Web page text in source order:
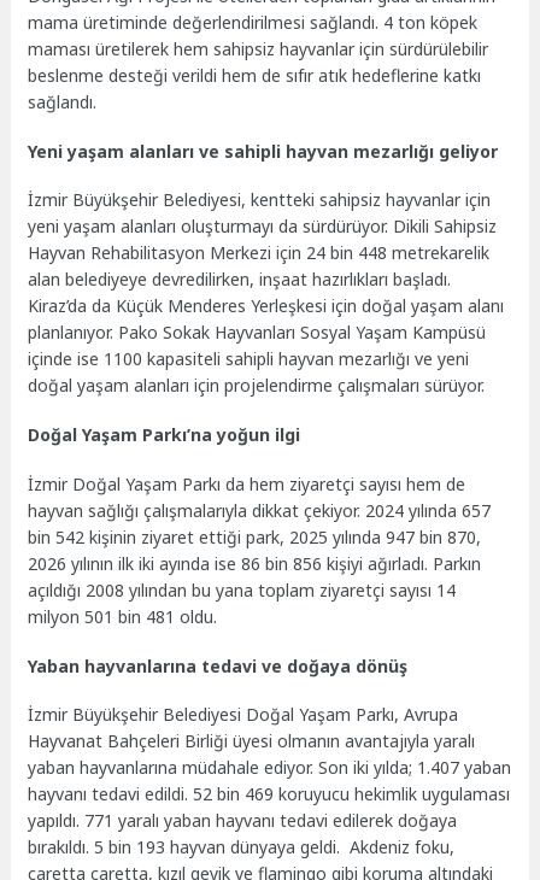
mama üretiminde değerlendirilmesi sağlandı. 4 ton köpek
maması üretilerek hem sahipsiz hayvanlar için sürdürülebilir
beslenme desteği verildi hem de sıfır atık hedeflerine katkı
sağlandı.
Yeni yaşam alanları ve sahipli hayvan mezarlığı geliyor
İzmir Büyükşehir Belediyesi, kentteki sahipsiz hayvanlar için
yeni yaşam alanları oluşturmayı da sürdürüyor. Dikili Sahipsiz
Hayvan Rehabilitasyon Merkezi için 24 bin 448 metrekarelik
alan belediyeye devredilirken, inşaat hazırlıkları başladı.
Kiraz’da da Küçük Menderes Yerleşkesi için doğal yaşam alanı
planlanıyor. Pako Sokak Hayvanları Sosyal Yaşam Kampüsü
içinde ise 1100 kapasiteli sahipli hayvan mezarlığı ve yeni
doğal yaşam alanları için projelendirme çalışmaları sürüyor.
Doğal Yaşam Parkı’na yoğun ilgi
İzmir Doğal Yaşam Parkı da hem ziyaretçi sayısı hem de
hayvan sağlığı çalışmalarıyla dikkat çekiyor. 2024 yılında 657
bin 542 kişinin ziyaret ettiği park, 2025 yılında 947 bin 870,
2026 yılının ilk iki ayında ise 86 bin 856 kişiyi ağırladı. Parkın
açıldığı 2008 yılından bu yana toplam ziyaretçi sayısı 14
milyon 501 bin 481 oldu.
Yaban hayvanlarına tedavi ve doğaya dönüş
İzmir Büyükşehir Belediyesi Doğal Yaşam Parkı, Avrupa
Hayvanat Bahçeleri Birliği üyesi olmanın avantajıyla yaralı
yaban hayvanlarına müdahale ediyor. Son iki yılda; 1.407 yaban
hayvanı tedavi edildi. 52 bin 469 koruyucu hekimlik uygulaması
yapıldı. 771 yaralı yaban hayvanı tedavi edilerek doğaya
bırakıldı. 5 bin 193 hayvan dünyaya geldi. Akdeniz foku,
caretta caretta, kızıl geyik ve flamingo gibi koruma altındaki